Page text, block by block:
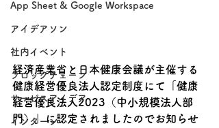
App Sheet & Google Workspace
アイデアソン
社内イベント
ブロックチェーン
サービスアイデア
インターン
経済産業省と日本健康会議が主催する
健康経営優良法人認定制度にて「健康
経営優良法人2023（中小規模法人部
門）」に認定されましたのでお知らせ